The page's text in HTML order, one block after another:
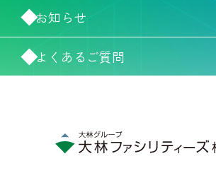
お知らせ
よくあるご質問